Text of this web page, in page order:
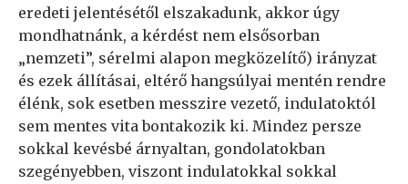
eredeti jelentésétől elszakadunk, akkor úgy
mondhatnánk, a kérdést nem elsősorban
„nemzeti”, sérelmi alapon megközelítő) irányzat
és ezek állításai, eltérő hangsúlyai mentén rendre
élénk, sok esetben messzire vezető, indulatoktól
sem mentes vita bontakozik ki. Mindez persze
sokkal kevésbé árnyaltan, gondolatokban
szegényebben, viszont indulatokkal sokkal